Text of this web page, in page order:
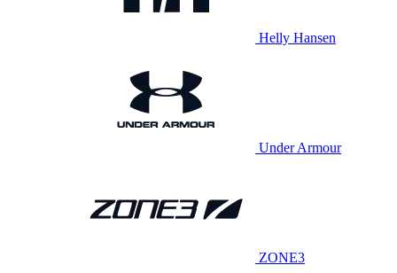
Helly Hansen
Under Armour
ZONE3